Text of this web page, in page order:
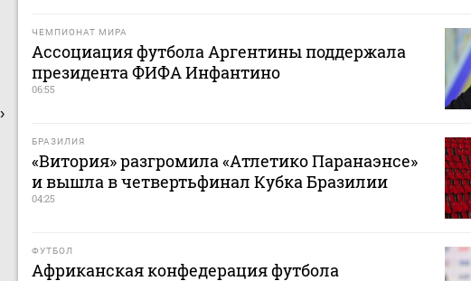
ЧЕМПИОНАТ МИРА
Ассоциация футбола Аргентины поддержала
президента ФИФА Инфантино
06:55
БРАЗИЛИЯ
«Витория» разгромила «Атлетико Паранаэнсе»
и вышла в четвертьфинал Кубка Бразилии
04:25
ФУТБОЛ
Африканская конфедерация футбола